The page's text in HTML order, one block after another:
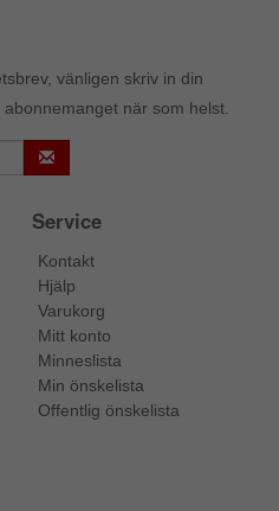
vänligen skriv in din
när som helst.
Service
Kontakt
Hjälp
Varukorg
Mitt konto
Minneslista
Min önskelista
Offentlig önskelista